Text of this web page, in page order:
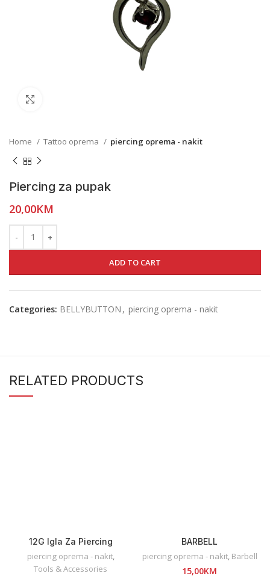
Home Tattoo oprema piercing oprema - nakit
Piercing za pupak
20,00KM
ADD TO CART
Categories: BELLYBUTTON , piercing oprema - nakit
RELATED PRODUCTS
12G Igla Za Piercing
piercing oprema - nakit,
Tools & Accessories
BARBELL
piercing oprema - nakit, Barbell
15,00KM